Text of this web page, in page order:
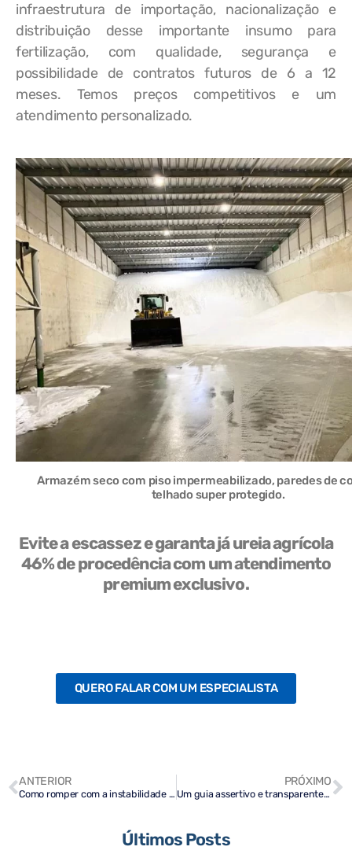
infraestrutura de importação, nacionalização e
distribuição desse importante insumo para
fertilização, com qualidade, segurança e
possibilidade de contratos futuros de 6 a 12
meses. Temos preços competitivos e um
atendimento personalizado.
Armazém seco com piso impermeabilizado, paredes de
telhado super protegido.
Evite a escassez e garanta já ureia agrícola
46% de procedência com um atendimento
premium exclusivo.
QUERO FALAR COM UM ESPECIALISTA
ANTERIOR
Como romper com a instabilidade de abastecimento de ureia agrícola 46%?
PRÓXIMO
Um guia assertivo e transparente sobre os principais INCOTERMS
Últimos Posts